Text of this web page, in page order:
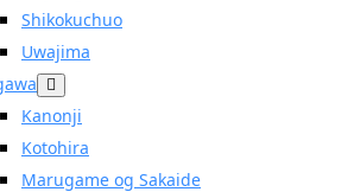
Shikokuchuo
Uwajima
Kanonji
Kotohira
Marugame og Sakaide